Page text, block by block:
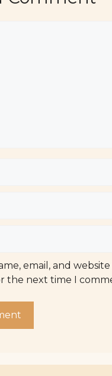
email, and
the next time I